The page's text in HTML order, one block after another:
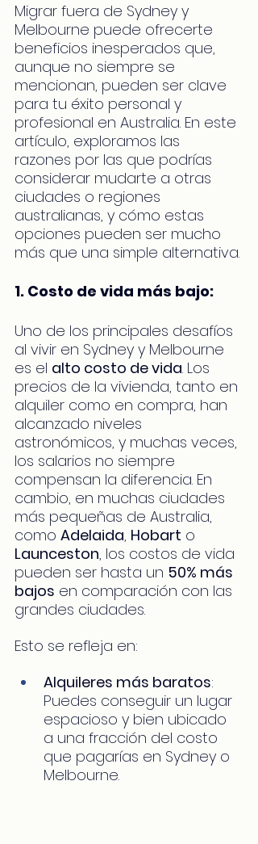
Migrar fuera de Sydney y
Melbourne puede ofrecerte
beneficios inesperados que,
aunque no siempre se
mencionan, pueden ser clave
para tu éxito personal y
profesional en Australia. En este
artículo, exploramos las
razones por las que podrías
considerar mudarte a otras
ciudades o regiones
australianas, y cómo estas
opciones pueden ser mucho
más que una simple alternativa.
1. Costo de vida más bajo:
Uno de los principales desafíos
al vivir en Sydney y Melbourne
es el alto costo de vida. Los
precios de la vivienda, tanto en
alquiler como en compra, han
alcanzado niveles
astronómicos, y muchas veces,
los salarios no siempre
compensan la diferencia. En
cambio, en muchas ciudades
más pequeñas de Australia,
como Adelaida, Hobart o
Launceston, los costos de vida
pueden ser hasta un 50% más
bajos en comparación con las
grandes ciudades.
Esto se refleja en:
Alquileres más baratos:
Puedes conseguir un lugar
espacioso y bien ubicado
a una fracción del costo
que pagarías en Sydney o
Melbourne.